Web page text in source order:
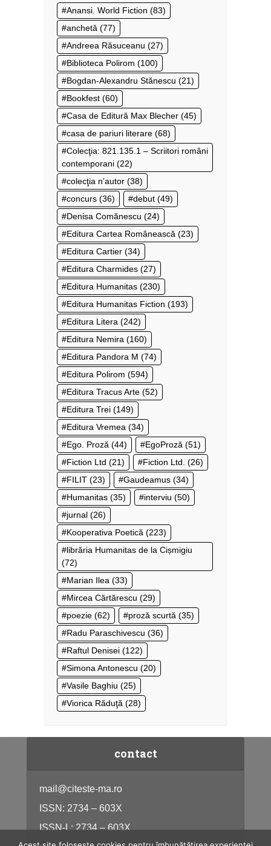
Anansi. World Fiction (83)
anchetă (77)
Andreea Răsuceanu (27)
Biblioteca Polirom (100)
Bogdan-Alexandru Stănescu (21)
Bookfest (60)
Casa de Editură Max Blecher (45)
casa de pariuri literare (68)
Colecţia: 821.135.1 – Scriitori români
contemporani (22)
colecţia n’autor (38)
concurs (36) debut (49)
Denisa Comănescu (24)
Editura Cartea Românească (23)
Editura Cartier (34)
Editura Charmides (27)
Editura Humanitas (230)
Editura Humanitas Fiction (193)
Editura Litera (242)
Editura Nemira (160)
Editura Pandora M (74)
Editura Polirom (594)
Editura Tracus Arte (52)
Editura Trei (149)
Editura Vremea (34)
Ego. Proză (44) EgoProză (51)
Fiction Ltd (21) Fiction Ltd. (26)
FILIT (23) Gaudeamus (34)
Humanitas (35) interviu (50)
jurnal (26)
Kooperativa Poetică (223)
librăria Humanitas de la Cișmigiu
(72)
Marian Ilea (33)
Mircea Cărtărescu (29)
poezie (62) proză scurtă (35)
Radu Paraschivescu (36)
Raftul Denisei (122)
Simona Antonescu (20)
Vasile Baghiu (25)
Viorica Răduţă (28)
contact
mail@citeste-ma.ro
ISSN: 2734 – 603X
ISSN-L: 2734 – 603X